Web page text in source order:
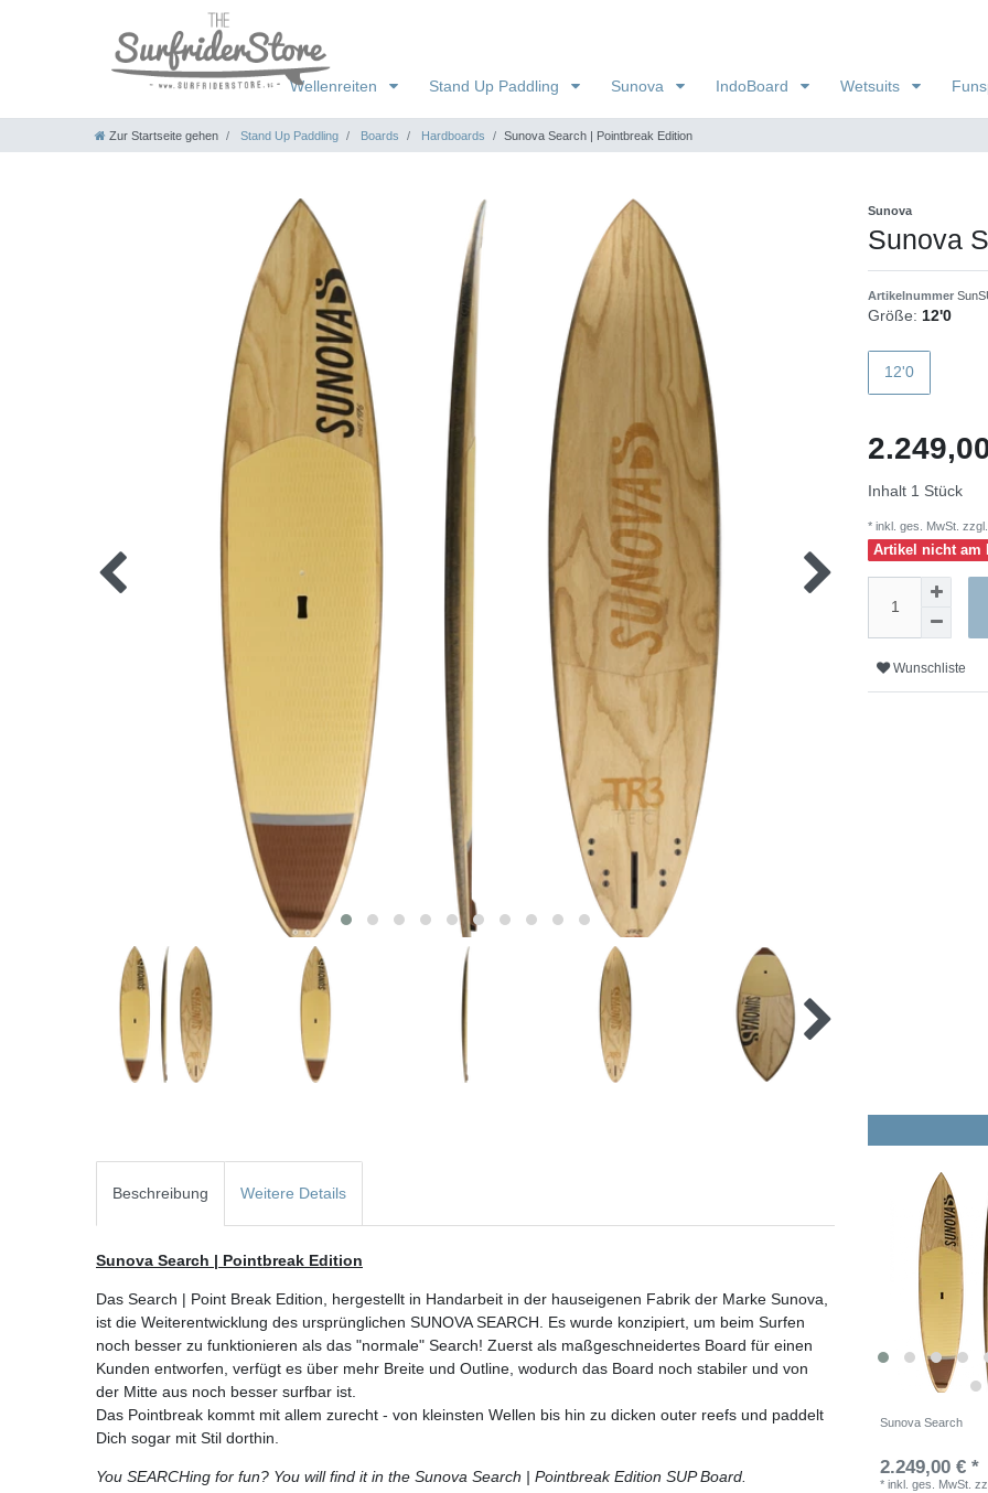
Wellenreiten Stand Up Paddling Sunova IndoBoard Wetsuits
Zur Startseite gehen Stand Up Paddling Boards Hardboards Sunova Search | Pointbreak Edition
Sunova
Sunova
Artikelnummer
Größe: 12'0
12'0
Inhalt 1 Stück
* inkl. ges. MwSt. zzgl.
Artikel nicht am
Wunschliste
Beschreibung Weitere Details
Sunova Search | Pointbreak Edition
Das Search | Point Break Edition, hergestellt in Handarbeit in der hauseigenen Fabrik der Marke Sunova,
ist die Weiterentwicklung des ursprünglichen SUNOVA SEARCH. Es wurde konzipiert, um beim Surfen
noch besser zu funktionieren als das "normale" Search! Zuerst als maßgeschneidertes Board für einen
Kunden entworfen, verfügt es über mehr Breite und Outline, wodurch das Board noch stabiler und von
der Mitte aus noch besser surfbar ist.
Das Pointbreak kommt mit allem zurecht - von kleinsten Wellen bis hin zu dicken outer reefs und paddelt
Dich sogar mit Stil dorthin.
You SEARCHing for fun? You will find it in the Sunova Search | Pointbreak Edition SUP Board.
Sunova Search
2.249,00 € *
*inkl. ges. MwSt.